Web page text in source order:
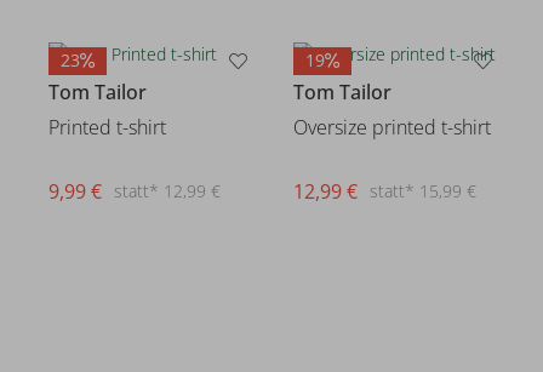
23
Tom Tailor
Printed t-shirt
statt* 12,99 €
9,99 €
19
Tom Tailor
Oversize printed t-shirt
statt* 15,99 €
12,99 €